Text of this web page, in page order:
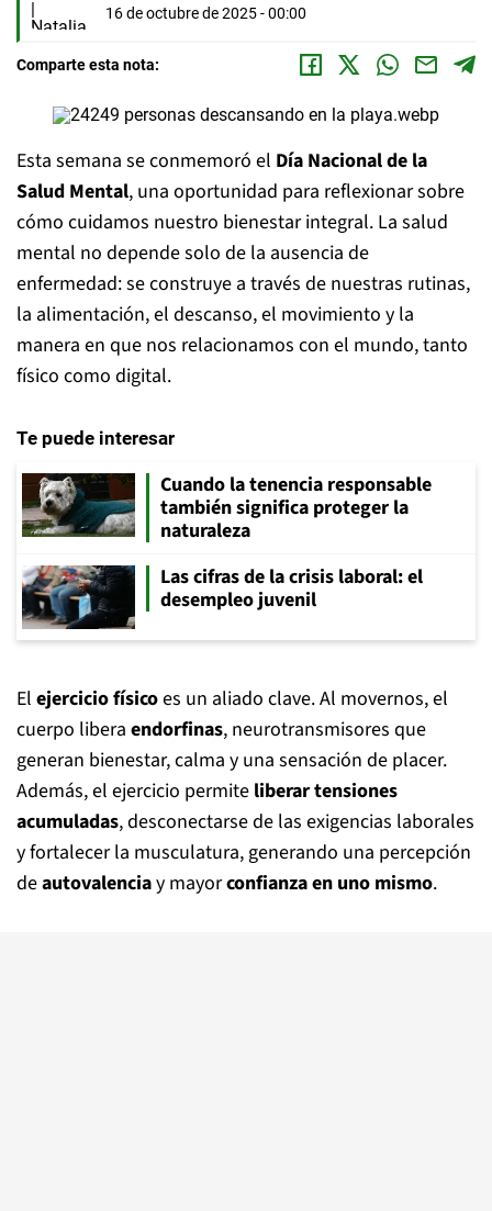
16 de octubre de 2025 - 00:00
Comparte esta nota:
Esta semana se conmemoró el Día Nacional de la
Salud Mental, una oportunidad para reflexionar sobre
cómo cuidamos nuestro bienestar integral. La salud
mental no depende solo de la ausencia de
enfermedad: se construye a través de nuestras rutinas,
la alimentación, el descanso, el movimiento y la
manera en que nos relacionamos con el mundo, tanto
físico como digital.
Te puede interesar
Cuando la tenencia responsable
también significa proteger la
naturaleza
Las cifras de la crisis laboral: el
desempleo juvenil
El ejercicio físicoes un aliado clave. Al movernos, el
cuerpo libera endorfinas, neurotransmisores que
generan bienestar, calma y una sensación de placer.
Además, el ejercicio permite liberar tensiones
acumuladas, desconectarse de las exigencias laborales
y fortalecer la musculatura, generando una percepción
deautovalenciay mayorconfianza en uno mismo.